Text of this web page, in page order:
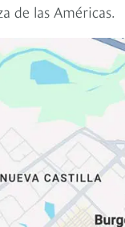
de las Américas.